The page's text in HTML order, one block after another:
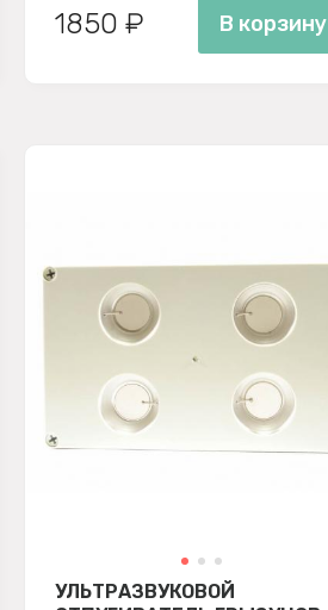
1850 ₽ В корзину
УЛЬТРАЗВУКОВОЙ